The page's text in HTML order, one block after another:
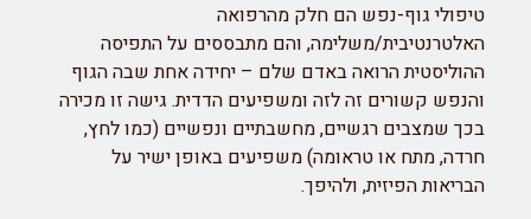
טיפולי גוף-נפש הם חלק מהרפואה
האלטרנטיבית/משלימה, והם מתבססים על התפיסה
ההוליסטית הרואה באדם שלם – יחידה אחת שבה הגוף
והנפש קשורים זה לזה ומשפיעים הדדית. גישה זו מכירה
בכך שמצבים רגשיים, מחשבתיים ונפשיים (כמו לחץ,
חרדה, מתח או טראומה) משפיעים באופן ישיר על
הבריאות הפיזית, ולהיפך.